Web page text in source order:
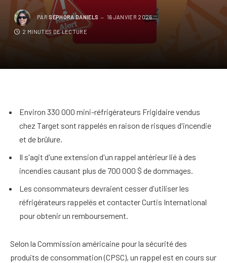
PAR SÉPHORA DANIELS 16 JANVIER 2026
2 MINUTES DE LECTURE
Environ 330 000 mini-réfrigérateurs Frigidaire vendus
chez Target sont rappelés en raison de risques d'incendie
et de brûlure.
Il s'agit d'une extension d'un rappel antérieur lié à des
incendies causant plus de 700 000 $ de dommages.
Les consommateurs devraient cesser d'utiliser les
réfrigérateurs rappelés et contacter Curtis International
pour obtenir un remboursement.
Selon la Commission américaine pour la sécurité des
produits de consommation (CPSC), un rappel est en cours sur